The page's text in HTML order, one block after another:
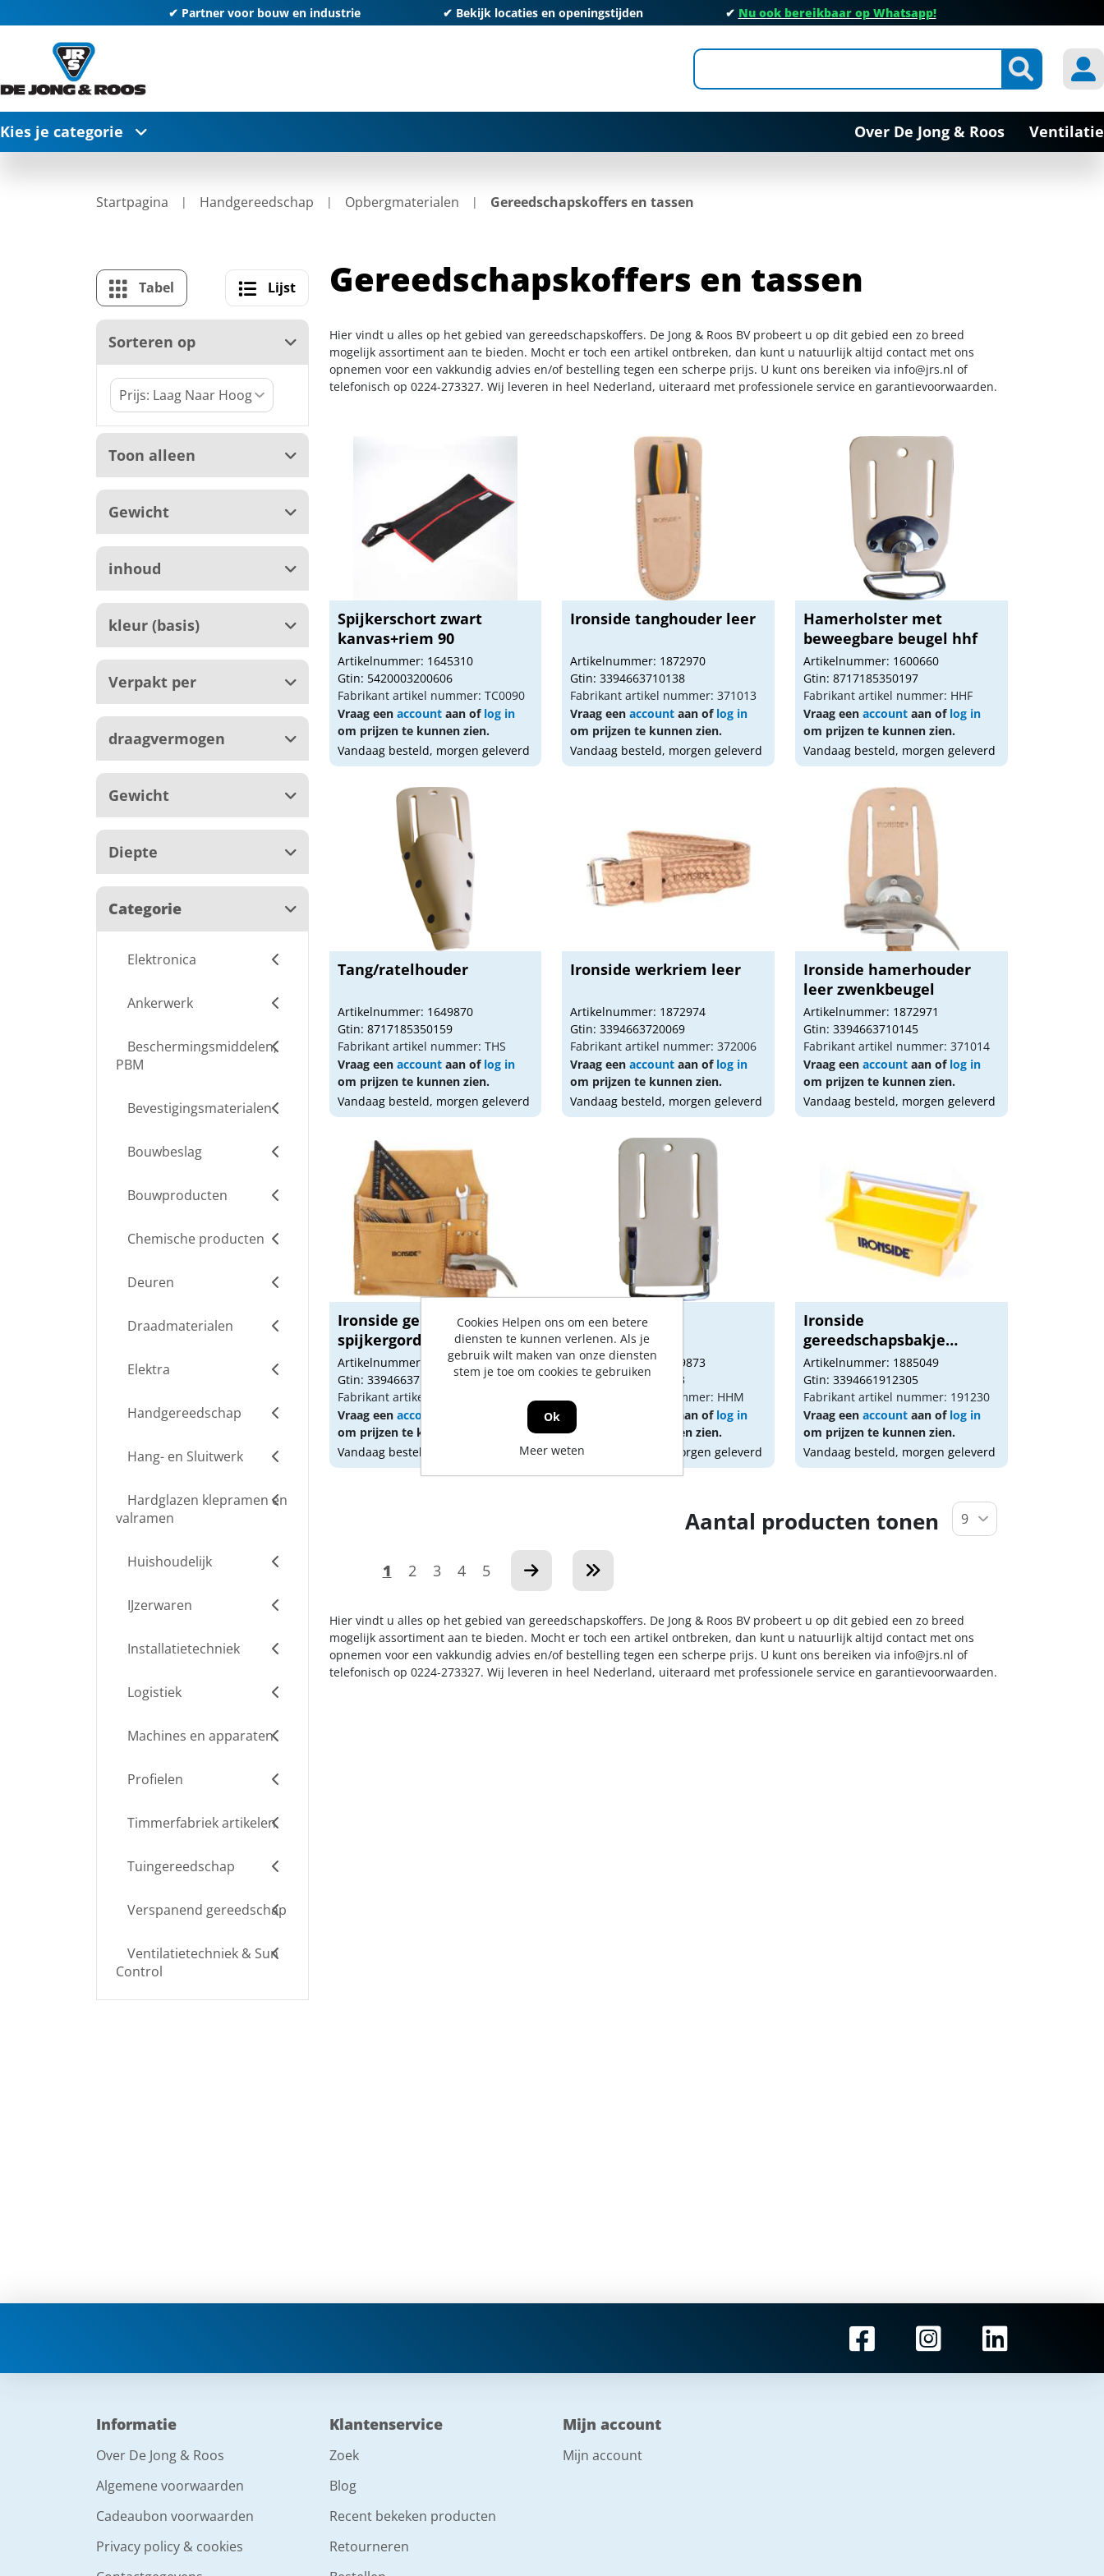
✔ Partner voor bouw en industrie ✔ Bekijk locaties en openingstijden ✔ Nu ook bereikbaar op Whatsapp!
Kies je categorie Over De Jong & Roos Ventilatie
Startpagina Handgereedschap Opbergmaterialen Gereedschapskoffers en tassen
Tabel Lijst
Sorteren op
Toon alleen
Gewicht
inhoud
kleur (basis)
Verpakt per
draagvermogen
Gewicht
Diepte
Categorie
Elektronica
Ankerwerk
Beschermingsmiddelen,
PBM
Bevestigingsmaterialen
Bouwbeslag
Bouwproducten
Chemische producten
Deuren
Draadmaterialen
Elektra
Handgereedschap
Hang- en Sluitwerk
Hardglazen klepramen en
valramen
Huishoudelijk
IJzerwaren
Installatietechniek
Logistiek
Machines en apparaten
Profielen
Timmerfabriek artikelen
Tuingereedschap
Verspanend gereedschap
Ventilatietechniek & Sun
Control
Gereedschapskoffers en tassen
Hier vindt u alles op het gebied van gereedschapskoffers. De Jong & Roos BV probeert u op dit gebied een zo breed
mogelijk assortiment aan te bieden. Mocht er toch een artikel ontbreken, dan kunt u natuurlijk altijd contact met ons
opnemen voor een vakkundig advies en/of bestelling tegen een scherpe prijs. U kunt ons bereiken via info@jrs.nl of
telefonisch op 0224-273327. Wij leveren in heel Nederland, uiteraard met professionele service en garantievoorwaarden.
Spijkerschort zwart
kanvas+riem 90
Artikelnummer: 1645310
Gtin: 5420003200606
Fabrikant artikel nummer: TC0090
Vraag een accountaan of log in
om prijzen te kunnen zien.
Vandaag besteld, morgen geleverd
Ironside tanghouder leer
Artikelnummer: 1872970
Gtin: 3394663710138
Fabrikant artikel nummer: 371013
Vraag eenaccount aan of log in
om prijzen te kunnen zien.
Vandaag besteld, morgen geleverd
Hamerholster met
beweegbare beugel hhf
Artikelnummer: 1600660
Gtin: 8717185350197
Fabrikant artikel nummer: HHF
Vraag eenaccount aan of log in
om prijzen te kunnen zien.
Vandaag besteld, morgen geleverd
Tang/ratelhouder
Artikelnummer: 1649870
Gtin: 8717185350159
Fabrikant artikel nummer: THS
Vraag een accountaan of log in
om prijzen te kunnen zien.
Vandaag besteld, morgen geleverd
Ironside werkriem leer
Artikelnummer: 1872974
Gtin: 3394663720069
Fabrikant artikel nummer: 372006
Vraag eenaccount aan of log in
om prijzen te kunnen zien.
Vandaag besteld, morgen geleverd
Ironside hamerhouder
leer zwenkbeugel
Artikelnummer: 1872971
Gtin: 3394663710145
Fabrikant artikel nummer: 371014
Vraag eenaccount aan of log in
om prijzen te kunnen zien.
Vandaag besteld, morgen geleverd
Ironside gereedschaps +
spijkergordel le...
Artikelnummer: 1872978
Gtin: 3394663710091
Fabrikant artikel nummer: 371009
Vraag een account
om prijzen te kunnen zien.
Vandaag besteld, morgen geleverd
Holster
Artikelnummer: 1649873
Gtin: 8717185350173
Fabrikant artikel nummer: HHM
aan of log in
om prijzen te kunnen zien.
Vandaag besteld, morgen geleverd
Ironside
gereedschapsbakje
396x294x215mm...
Artikelnummer: 1885049
Gtin: 3394661912305
Fabrikant artikel nummer: 191230
Vraag eenaccount aan of log in
om prijzen te kunnen zien.
Vandaag besteld, morgen geleverd
1 2 3 4 5
Aantal producten tonen
Hier vindt u alles op het gebied van gereedschapskoffers. De Jong & Roos BV probeert u op dit gebied een zo breed
mogelijk assortiment aan te bieden. Mocht er toch een artikel ontbreken, dan kunt u natuurlijk altijd contact met ons
opnemen voor een vakkundig advies en/of bestelling tegen een scherpe prijs. U kunt ons bereiken via info@jrs.nl of
telefonisch op 0224-273327. Wij leveren in heel Nederland, uiteraard met professionele service en garantievoorwaarden.
Informatie
Over De Jong & Roos
Algemene voorwaarden
Cadeaubon voorwaarden
Privacy policy & cookies
Klantenservice
Zoek
Blog
Recent bekeken producten
Retourneren
Mijn account
Mijn account
Cookies Helpen ons om een betere
diensten te kunnen verlenen. Als je
gebruik wilt maken van onze diensten
stem je toe om cookies te gebruiken
Ok
Meer weten